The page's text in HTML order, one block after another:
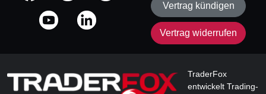
Vertrag kündigen
Vertrag widerrufen
TraderFox
entwickelt Trading-